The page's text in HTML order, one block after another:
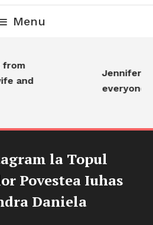
Menu
and
Jennifer
everyone…
la Topul
Povestea Iuhas
Daniela